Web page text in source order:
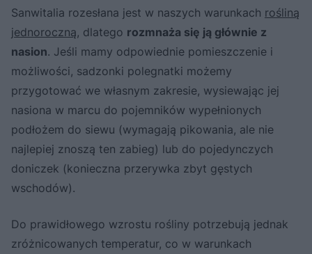
Sanwitalia rozesłana jest w naszych warunkach rośliną
jednoroczną, dlatego rozmnaża się ją głównie z
nasion. Jeśli mamy odpowiednie pomieszczenie i
możliwości, sadzonki polegnatki możemy
przygotować we własnym zakresie, wysiewając jej
nasiona w marcu do pojemników wypełnionych
podłożem do siewu (wymagają pikowania, ale nie
najlepiej znoszą ten zabieg) lub do pojedynczych
doniczek (konieczna przerywka zbyt gęstych
wschodów).
Do prawidłowego wzrostu rośliny potrzebują jednak
zróżnicowanych temperatur, co w warunkach